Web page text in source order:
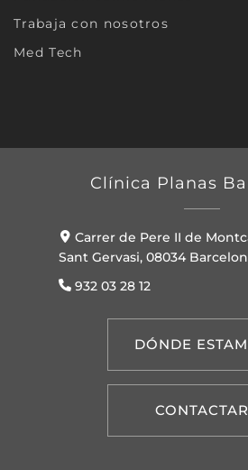
Trabaja con nosotros
Med Tech
Clínica Planas
Carrer de Pere II de
Sant Gervasi, 08034
932 03 28 12
DÓNDE
CONTACTAR